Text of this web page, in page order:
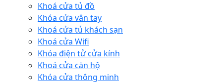
Khoá cửa tủ đồ
Khóa cửa vân tay
Khoá cửa tủ khách sạn
Khoá cửa Wifi
Khóa điện tử cửa kính
Khoá cửa căn hộ
Khóa cửa thông minh